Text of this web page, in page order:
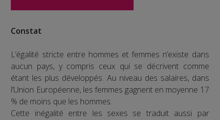
Constat
L’égalité stricte entre hommes et femmes n’existe dans
aucun pays, y compris ceux qui se décrivent comme
étant les plus développés. Au niveau des salaires, dans
l’Union Européenne, les femmes gagnent en moyenne 17
% de moins que les hommes.
Cette inégalité entre les sexes se traduit aussi par